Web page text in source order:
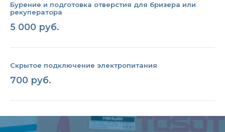
Бурение и подготовка отверстия для бризера или
рекуператора
5 000 руб.
Скрытое подключение электропитания
700 руб.